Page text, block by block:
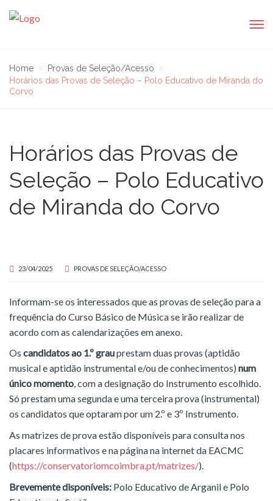
Home
Provas de Seleção/Acesso
Horários das Provas de Seleção – Polo Educativo de Miranda do
Corvo
Horários das Provas de
Seleção – Polo Educativo
de Miranda do Corvo
23/04/2025 PROVAS DE SELEÇÃO/ACESSO
Informam-se os interessados que as provas de seleção para a
frequência do Curso Básico de Música se irão realizar de
acordo com as calendarizações em anexo.
Os candidatos ao 1.º grauprestam duas provas (aptidão
musical e aptidão instrumental e/ou de conhecimentos) num
único momento, com a designação do Instrumento escolhido.
Só prestam uma segunda e uma terceira prova (instrumental)
os candidatos que optaram por um 2.º e 3º Instrumento.
As matrizes de prova estão disponíveis para consulta nos
placares informativos e na página na internet da EACMC
(https://conservatoriomcoimbra.pt/matrizes/).
Brevemente disponíveis: Polo Educativo de Arganil e Polo